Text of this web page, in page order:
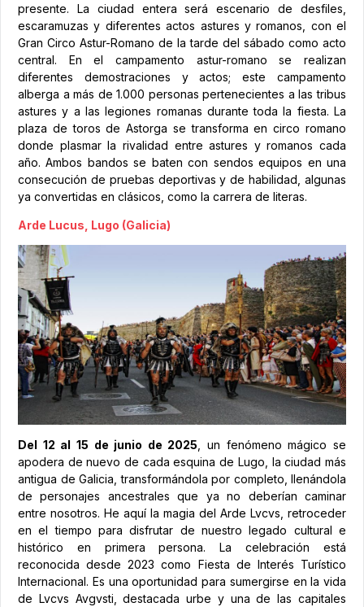
presente. La ciudad entera será escenario de desfiles,
escaramuzas y diferentes actos astures y romanos, con el
Gran Circo Astur-Romano de la tarde del sábado como acto
central. En el campamento astur-romano se realizan
diferentes demostraciones y actos; este campamento
alberga a más de 1.000 personas pertenecientes a las tribus
astures y a las legiones romanas durante toda la fiesta. La
plaza de toros de Astorga se transforma en circo romano
donde plasmar la rivalidad entre astures y romanos cada
año. Ambos bandos se baten con sendos equipos en una
consecución de pruebas deportivas y de habilidad, algunas
ya convertidas en clásicos, como la carrera de literas.
Arde Lucus, Lugo (Galicia)
Del 12 al 15 de junio de 2025 , un fenómeno mágico se
apodera de nuevo de cada esquina de Lugo, la ciudad más
antigua de Galicia, transformándola por completo, llenándola
de personajes ancestrales que ya no deberían caminar
entre nosotros. He aquí la magia del Arde Lvcvs, retroceder
en el tiempo para disfrutar de nuestro legado cultural e
histórico en primera persona. La celebración está
reconocida desde 2023 como Fiesta de Interés Turístico
Internacional. Es una oportunidad para sumergirse en la vida
de Lvcvs Avgvsti, destacada urbe y una de las capitales